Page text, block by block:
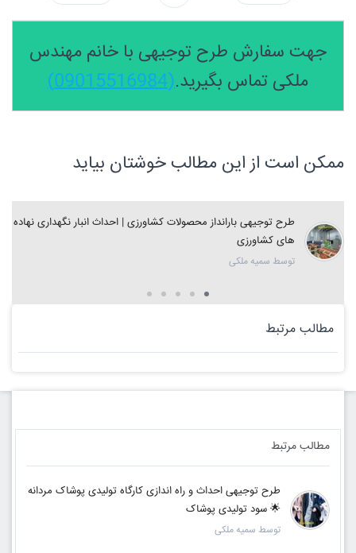
جهت سفارش طرح توجیهی با خانم مهندس
ملکی تماس بگیرید.(09015516984)
ممکن است از این مطالب خوشتان بیاید
طرح توجیهی بارانداز محصولات کشاورزی | احداث انبار نگهداری نهاده
های کشاورزی
توسط سمیه ملکی
مطالب مرتبط
مطالب مرتبط
طرح توجیهی احداث و راه اندازی کارگاه تولیدی پوشاک مردانه
🌟 سود تولیدی پوشاک
توسط سمیه ملکی